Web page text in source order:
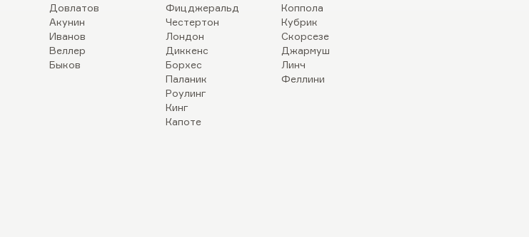
Довлатов
Акунин
Иванов
Веллер
Быков
Фицджеральд
Честертон
Лондон
Диккенс
Борхес
Паланик
Роулинг
Кинг
Капоте
Коппола
Кубрик
Скорсезе
Джармуш
Линч
Феллини